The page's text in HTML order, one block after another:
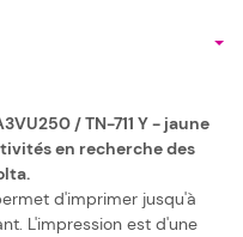
/ TN-711 Y - jaune
en recherche des
d'imprimer jusqu'à
L'impression est d'une